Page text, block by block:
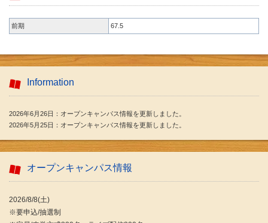
前期 67.5
Information
2026年6月26日：オープンキャンパス情報を更新しました。
2026年5月25日：オープンキャンパス情報を更新しました。
オープンキャンパス情報
2026/8/8(土)
※要申込/抽選制